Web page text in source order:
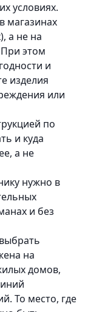
условиях.
магазинах
а не на
При этом
и
изделия
или
по
и куда
а не
нужно в
и без
на
домов,
То место, где